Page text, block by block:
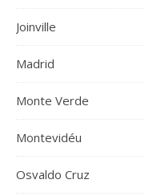
Joinville
Madrid
Monte Verde
Montevidéu
Osvaldo Cruz